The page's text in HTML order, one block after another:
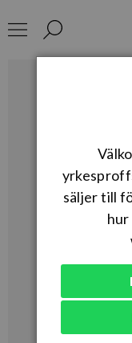
säljer till
hur